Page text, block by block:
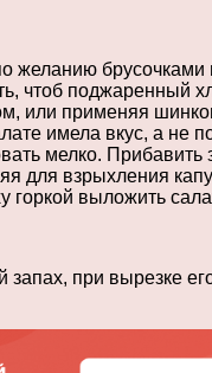
желанию
чтоб поджаренный
или применяя
имела вкус, а не
мелко.
для взрыхления
горкой выложить
запах, при вырезке